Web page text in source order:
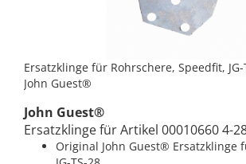
Ersatzklinge für Rohrschere, Speedfit, JG-
John Guest®
John Guest®
Ersatzklinge für Artikel 00010660 4-
Original John Guest® Ersatzklinge